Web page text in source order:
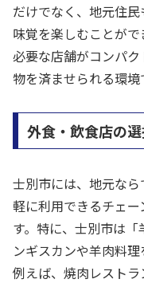
だけでなく、地元住
味覚を楽しむことが
必要な店舗がコンパ
物を済ませられる環境
外食・飲食店の
士別市には、地元な
軽に利用できるチェ
す。特に、士別市は
ンギスカンや羊肉料理
例えば、焼肉レスト